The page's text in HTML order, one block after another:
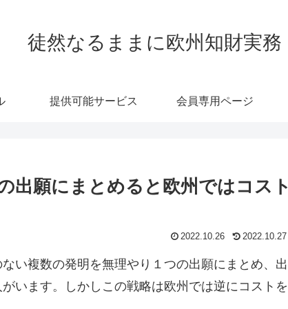
徒然なるままに欧州知財実務
提供可能サービス 会員専用ページ
出願にまとめると欧州ではコスト
2022.10.26 2022.10.27
い複数の発明を無理やり１つの出願にまとめ、出
います。しかしこの戦略は欧州では逆にコストを